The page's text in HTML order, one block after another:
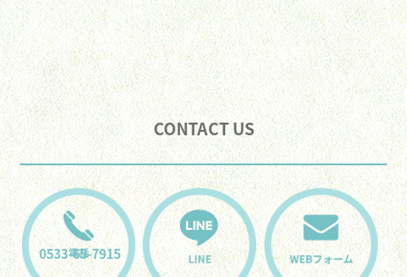
CONTACT US
0533-65-7915